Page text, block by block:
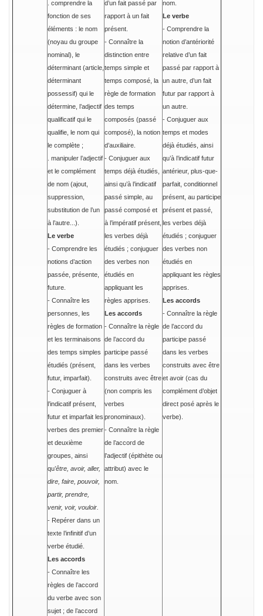
. comprendre la
fonction de ses
éléments : le nom
(noyau du groupe
nominal), le
déterminant (article,
déterminant
possessif) qui le
détermine, l’adjectif
qualificatif qui le
qualifie, le nom qui
le complète ;
. manipuler l’adjectif
et le complément
de nom (ajout,
suppression,
substitution de l’un
à l’autre...).
Le verbe
- Comprendre les
notions d’action
passée, présente,
future.
- Connaître les
personnes, les
règles de formation
et les terminaisons
des temps simples
étudiés (présent,
futur, imparfait).
- Conjuguer à
l’indicatif présent,
futur et imparfait les
verbes des premier
et deuxième
groupes, ainsi
qu’être, avoir, aller,
dire, faire, pouvoir,
partir, prendre,
venir, voir, vouloir.
- Repérer dans un
texte l’infinitif d’un
verbe étudié.
Les accords
- Connaître les
règles de l’accord
du verbe avec son
sujet ; de l’accord
d’un fait passé par
rapport à un fait
présent.
- Connaître la
distinction entre
temps simple et
temps composé, la
règle de formation
des temps
composés (passé
composé), la notion
d’auxiliaire.
- Conjuguer aux
temps déjà étudiés,
ainsi qu’à l’indicatif
passé simple, au
passé composé et
à l’impératif présent,
les verbes déjà
étudiés ; conjuguer
des verbes non
étudiés en
appliquant les
règles apprises.
Les accords
- Connaître la règle
de l’accord du
participe passé
dans les verbes
construits avec être
(non compris les
verbes
pronominaux).
- Connaître la règle
de l’accord de
l’adjectif (épithète ou
attribut) avec le
nom.
nom.
Le verbe
- Comprendre la
notion d’antériorité
relative d’un fait
passé par rapport à
un autre, d’un fait
futur par rapport à
un autre.
- Conjuguer aux
temps et modes
déjà étudiés, ainsi
qu’à l’indicatif futur
antérieur, plus-que-
parfait, conditionnel
présent, au participe
présent et passé,
les verbes déjà
étudiés ; conjuguer
des verbes non
étudiés en
appliquant les règles
apprises.
Les accords
- Connaître la règle
de l’accord du
participe passé
dans les verbes
construits avec être
et avoir (cas du
complément d’objet
direct posé après le
verbe).